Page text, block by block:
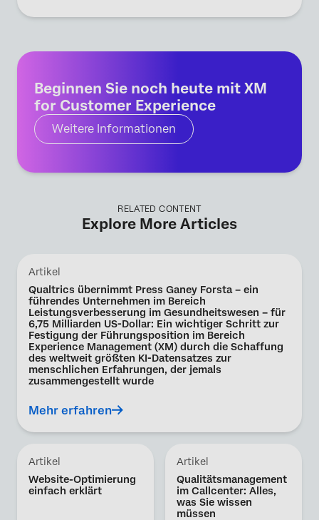
Beginnen Sie noch heute mit XM
for Customer Experience
Weitere Informationen
RELATED CONTENT
Explore More Articles
Artikel
Qualtrics übernimmt Press Ganey Forsta – ein
führendes Unternehmen im Bereich
Leistungsverbesserung im Gesundheitswesen – für
6,75 Milliarden US-Dollar: Ein wichtiger Schritt zur
Festigung der Führungsposition im Bereich
Experience Management (XM) durch die Schaffung
des weltweit größten KI-Datensatzes zur
menschlichen Erfahrungen, der jemals
zusammengestellt wurde
Mehr erfahren
Artikel
Website-Optimierung
einfach erklärt
Artikel
Qualitätsmanagement
im Callcenter: Alles,
was Sie wissen
müssen